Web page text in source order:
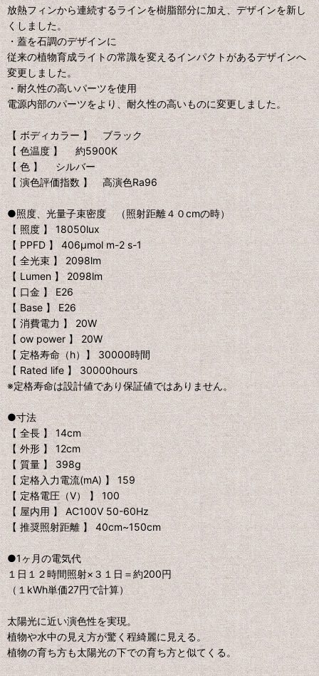
放熱フィンから連続するラインを樹脂部分に加え、デザインを新し
くしました。
・蓋を石調のデザインに
従来の植物育成ライトの常識を変えるインパクトがあるデザインへ
変更しました。
・耐久性の高いパーツを使用
電源内部のパーツをより、耐久性の高いものに変更しました。
【 ボディカラー 】 ブラック
【 色温度 】 約5900K
【 色 】 シルバー
【 演色評価指数 】 高演色Ra96
●照度、光量子束密度 （照射距離４０cmの時）
【 照度 】 18050lux
【 PPFD 】 406μmol m-2 s-1
【 全光束 】 2098lm
【 Lumen 】 2098lm
【 口金 】 E26
【 Base 】 E26
【 消費電力 】 20W
【 ow power 】 20W
【 定格寿命（h）】 30000時間
【 Rated life 】 30000hours
※定格寿命は設計値であり保証値ではありません。
●寸法
【 全長 】 14cm
【 外形 】 12cm
【 質量 】 398g
【 定格入力電流(mA) 】 159
【 定格電圧（V） 】 100
【 屋内用 】 AC100V 50-60Hz
【 推奨照射距離 】 40cm~150cm
●1ヶ月の電気代
１日１２時間照射×３１日＝約200円
（１kWh単価27円で計算）
太陽光に近い演色性を実現。
植物や水中の見え方が驚く程綺麗に見える。
植物の育ち方も太陽光の下での育ち方と似てくる。